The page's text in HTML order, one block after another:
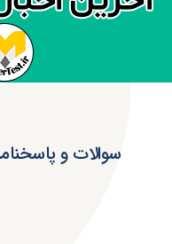
سوالات و